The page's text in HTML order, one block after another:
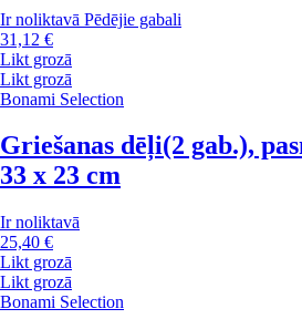
Ir noliktavā Pēdējie gabali
31,12 €
Likt grozā
Likt grozā
Bonami Selection
Griešanas dēļi(2 gab.),
33 x 23 cm
Ir noliktavā
25,40 €
Likt grozā
Likt grozā
Bonami Selection